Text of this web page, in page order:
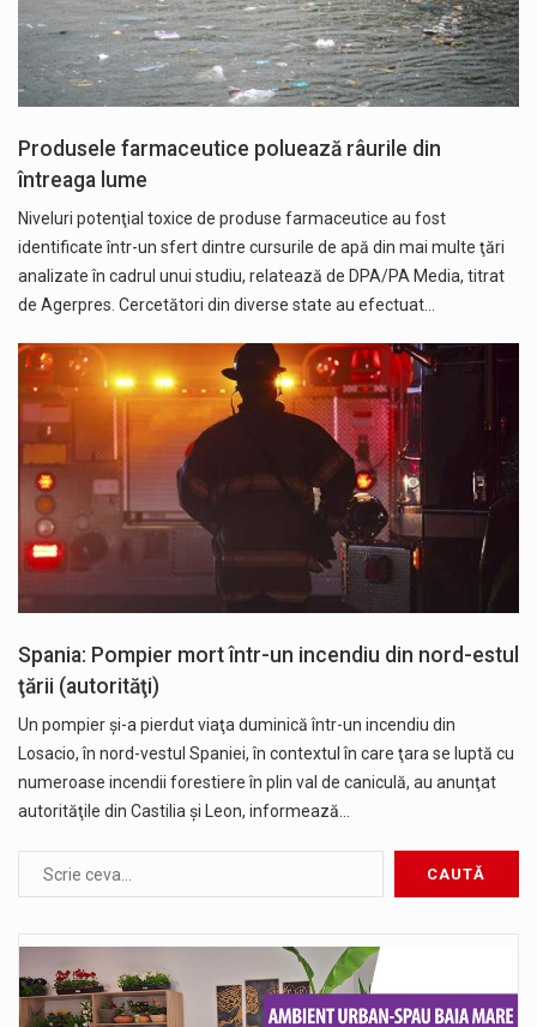
Produsele farmaceutice poluează râurile din
întreaga lume
Niveluri potenţial toxice de produse farmaceutice au fost
identificate într-un sfert dintre cursurile de apă din mai multe ţări
analizate în cadrul unui studiu, relatează de DPA/PA Media, titrat
de Agerpres. Cercetători din diverse state au efectuat…
Spania: Pompier mort într-un incendiu din nord-estul
ţării (autorităţi)
Un pompier şi-a pierdut viaţa duminică într-un incendiu din
Losacio, în nord-vestul Spaniei, în contextul în care ţara se luptă cu
numeroase incendii forestiere în plin val de caniculă, au anunţat
autorităţile din Castilia şi Leon, informează…